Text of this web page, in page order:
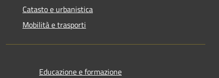
Catasto e urbanistica
Mobilità e trasporti
Educazione e formazione